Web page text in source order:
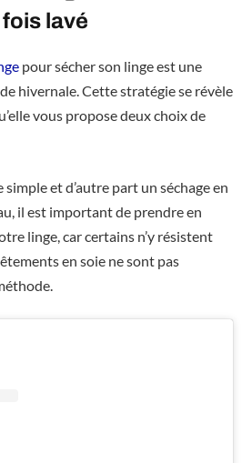
lavé
pour sécher son linge est une
hivernale. Cette stratégie se révèle
vous propose deux choix de
simple et d’autre part un séchage en
il est important de prendre en
linge, car certains n’y résistent
en soie ne sont pas